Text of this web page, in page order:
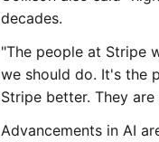
decades.
"The people at Stripe
we should do. It's the
Stripe better. They
Advancements in AI